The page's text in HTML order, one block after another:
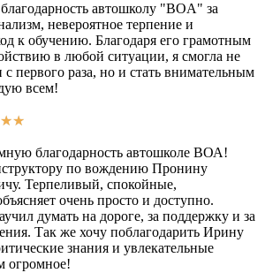
автошколу "BOA" за
невероятное терпение и
к обучению. Благодаря его грамотным
в любой ситуации, я смогла не
с первого раза, но и стать внимательным
всем!
★★
благодарность автошколе ВОА!
по вождению Пронину
Терпеливый, спокойные,
очень просто и доступно.
думать на дороге, за поддержку и за
Так же хочу поблагодарить Ирину
знания и увлекательные
огромное!